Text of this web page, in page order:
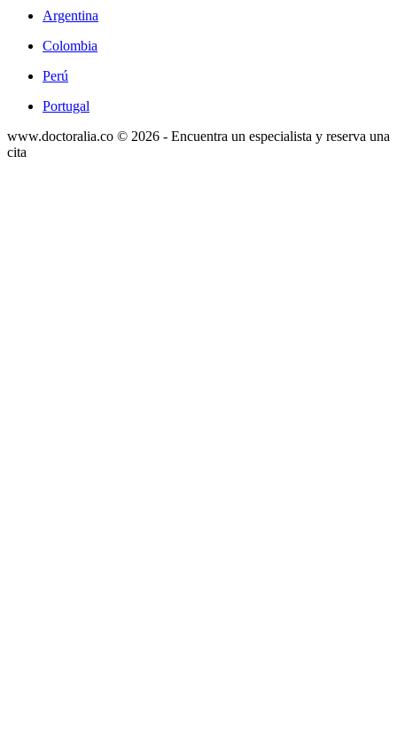
Argentina
Colombia
Perú
Portugal
www.doctoralia.co © 2026 - Encuentra un especialista y reserva una
cita